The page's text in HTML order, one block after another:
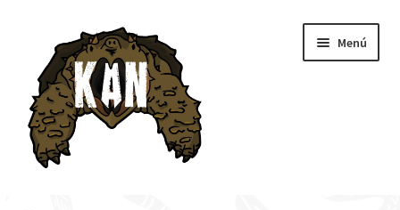
navegación
contenido
Menú